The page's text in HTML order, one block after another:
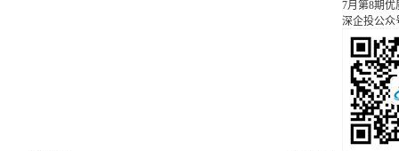
7月第8期
深企投公众